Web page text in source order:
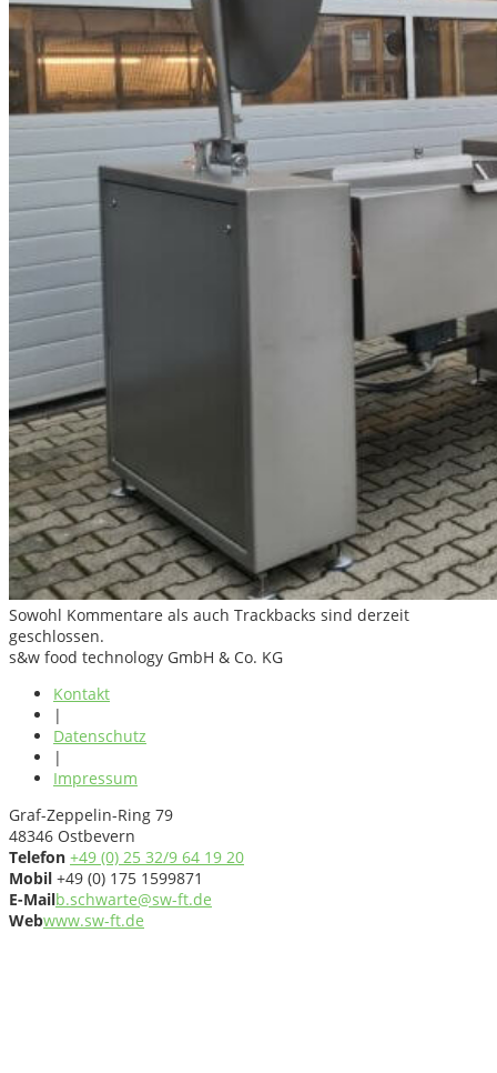
Sowohl Kommentare als auch Trackbacks sind derzeit
geschlossen.
s&w food technology GmbH & Co. KG
Kontakt
|
Datenschutz
|
Impressum
Graf-Zeppelin-Ring 79
48346 Ostbevern
Telefon +49 (0) 25 32/9 64 19 20
Mobil +49 (0) 175 1599871
E-Mailb.schwarte@sw-ft.de
Webwww.sw-ft.de